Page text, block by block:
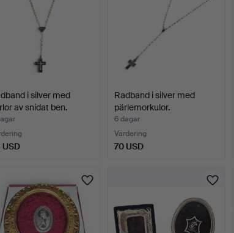
i silver med
av snidat ben.
Radband i silver med
pärlemorkulor.
6 dagar
Värdering
70 USD